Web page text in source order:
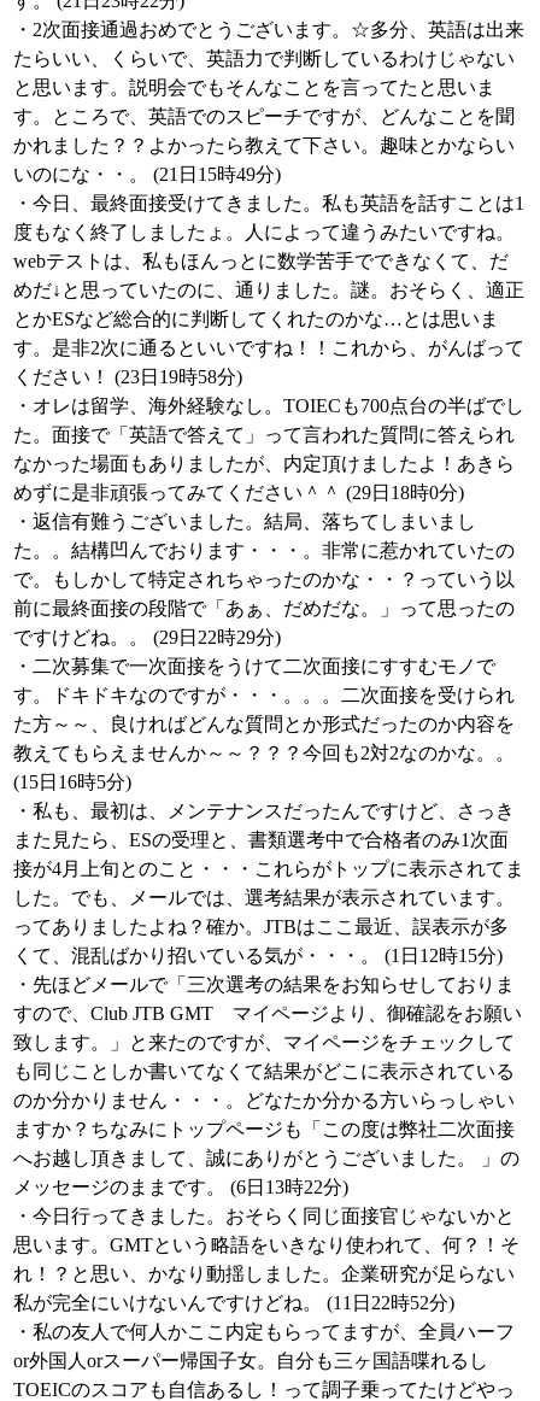
・2次面接通過おめでとうございます。☆多分、英語は出来
たらいい、くらいで、英語力で判断しているわけじゃない
と思います。説明会でもそんなことを言ってたと思いま
す。ところで、英語でのスピーチですが、どんなことを聞
かれました？？よかったら教えて下さい。趣味とかならい
いのにな・・。 (21日15時49分)
・今日、最終面接受けてきました。私も英語を話すことは1
度もなく終了しましたょ。人によって違うみたいですね。
webテストは、私もほんっとに数学苦手でできなくて、だ
めだ↓と思っていたのに、通りました。謎。おそらく、適正
とかESなど総合的に判断してくれたのかな…とは思いま
す。是非2次に通るといいですね！！これから、がんばって
ください！ (23日19時58分)
・オレは留学、海外経験なし。TOIECも700点台の半ばでし
た。面接で「英語で答えて」って言われた質問に答えられ
なかった場面もありましたが、内定頂けましたよ！あきら
めずに是非頑張ってみてください＾＾ (29日18時0分)
・返信有難うございました。結局、落ちてしまいまし
た。。結構凹んでおります・・・。非常に惹かれていたの
で。もしかして特定されちゃったのかな・・？っていう以
前に最終面接の段階で「あぁ、だめだな。」って思ったの
ですけどね。。 (29日22時29分)
・二次募集で一次面接をうけて二次面接にすすむモノで
す。ドキドキなのですが・・・。。。二次面接を受けられ
た方～～、良ければどんな質問とか形式だったのか内容を
教えてもらえませんか～～？？？今回も2対2なのかな。。
(15日16時5分)
・私も、最初は、メンテナンスだったんですけど、さっき
また見たら、ESの受理と、書類選考中で合格者のみ1次面
接が4月上旬とのこと・・・これらがトップに表示されてま
した。でも、メールでは、選考結果が表示されています。
ってありましたよね？確か。JTBはここ最近、誤表示が多
くて、混乱ばかり招いている気が・・・。 (1日12時15分)
・先ほどメールで「三次選考の結果をお知らせしておりま
すので、Club JTB GMT マイページより、御確認をお願い
致します。」と来たのですが、マイページをチェックして
も同じことしか書いてなくて結果がどこに表示されている
のか分かりません・・・。どなたか分かる方いらっしゃい
ますか？ちなみにトップページも「この度は弊社二次面接
へお越し頂きまして、誠にありがとうございました。 」の
メッセージのままです。 (6日13時22分)
・今日行ってきました。おそらく同じ面接官じゃないかと
思います。GMTという略語をいきなり使われて、何？！そ
れ！？と思い、かなり動揺しました。企業研究が足らない
私が完全にいけないんですけどね。 (11日22時52分)
・私の友人で何人かここ内定もらってますが、全員ハーフ
or外国人orスーパー帰国子女。自分も三ヶ国語喋れるし
TOEICのスコアも自信あるし！って調子乗ってたけどやっ